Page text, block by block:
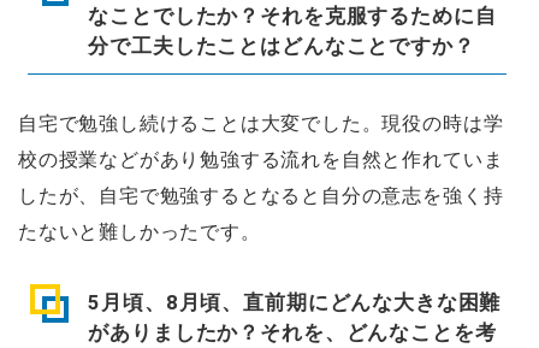
なことでしたか？それを克服するために自
分で工夫したことはどんなことですか？
自宅で勉強し続けることは大変でした。現役の時は学
校の授業などがあり勉強する流れを自然と作れていま
したが、自宅で勉強するとなると自分の意志を強く持
たないと難しかったです。
5月頃、8月頃、直前期にどんな大きな困難
がありましたか？それを、どんなことを考